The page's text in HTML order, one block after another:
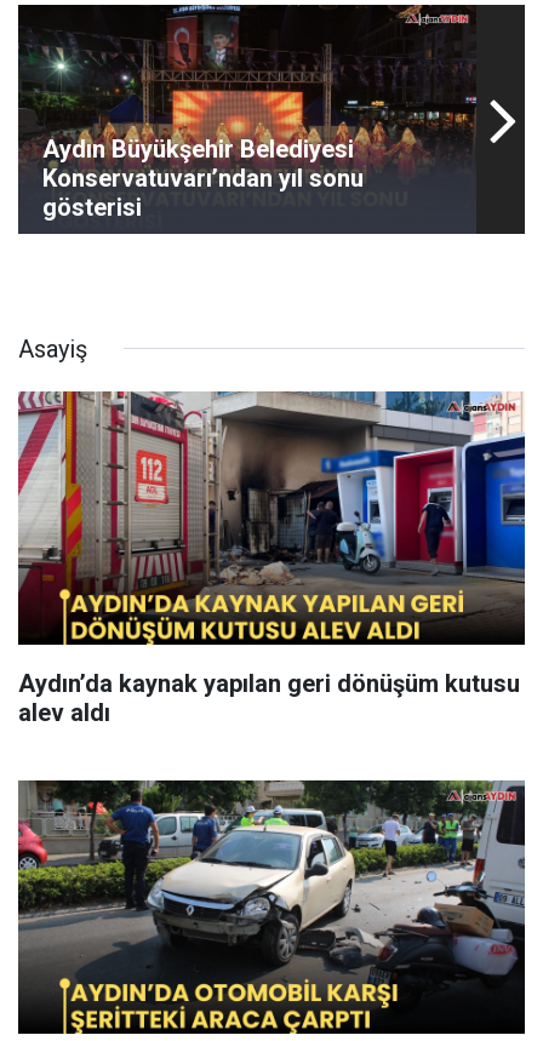
Aydın Büyükşehir Belediyesi
Konservatuvarı’ndan yıl sonu
gösterisi
Asayiş
Aydın’da kaynak yapılan geri dönüşüm kutusu
alev aldı